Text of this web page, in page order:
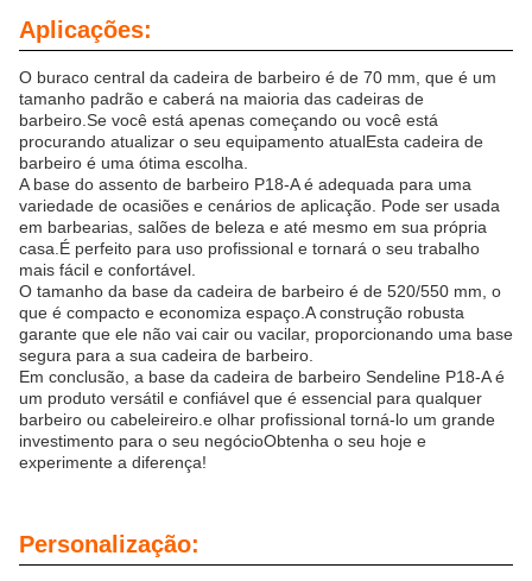
Aplicações:
O buraco central da cadeira de barbeiro é de 70 mm, que é um
tamanho padrão e caberá na maioria das cadeiras de
barbeiro.Se você está apenas começando ou você está
procurando atualizar o seu equipamento atualEsta cadeira de
barbeiro é uma ótima escolha.
A base do assento de barbeiro P18-A é adequada para uma
variedade de ocasiões e cenários de aplicação. Pode ser usada
em barbearias, salões de beleza e até mesmo em sua própria
casa.É perfeito para uso profissional e tornará o seu trabalho
mais fácil e confortável.
O tamanho da base da cadeira de barbeiro é de 520/550 mm, o
que é compacto e economiza espaço.A construção robusta
garante que ele não vai cair ou vacilar, proporcionando uma base
segura para a sua cadeira de barbeiro.
Em conclusão, a base da cadeira de barbeiro Sendeline P18-A é
um produto versátil e confiável que é essencial para qualquer
barbeiro ou cabeleireiro.e olhar profissional torná-lo um grande
investimento para o seu negócioObtenha o seu hoje e
experimente a diferença!
Personalização: